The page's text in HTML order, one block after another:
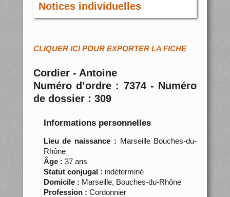
Notices individuelles
CLIQUER ICI POUR EXPORTER LA FICHE
Cordier - Antoine
Numéro d’ordre : 7374 - Numéro
de dossier : 309
Informations personnelles
Lieu de naissance : Marseille Bouches-du-
Rhône
Âge : 37 ans
Statut conjugal : indéterminé
Domicile : Marseille, Bouches-du-Rhône
Profession : Cordonnier